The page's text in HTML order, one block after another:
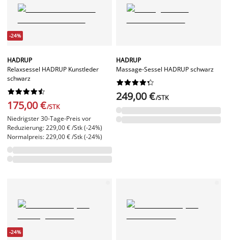
-24%
HADRUP
Relaxsessel HADRUP Kunstleder
schwarz






175,00 €/STK
Niedrigster 30-Tage-Preis vor
Reduzierung: 229,00 € /Stk (-24%)
Normalpreis: 229,00 € /Stk (-24%)
HADRUP
Massage-Sessel HADRUP schwarz






249,00 €/STK
-24%